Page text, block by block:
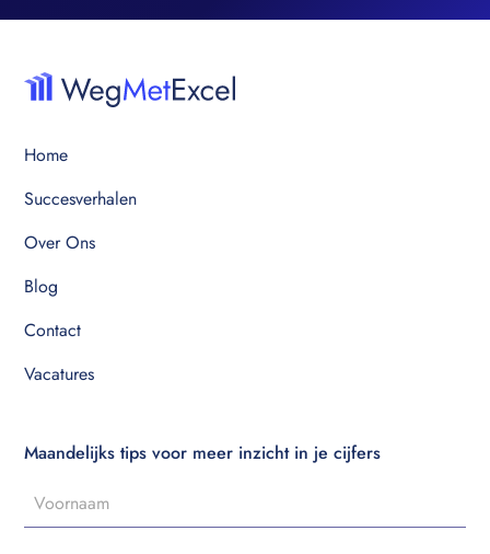
Home
Succesverhalen
Over Ons
Blog
Contact
Vacatures
Maandelijks tips voor meer inzicht in je cijfers